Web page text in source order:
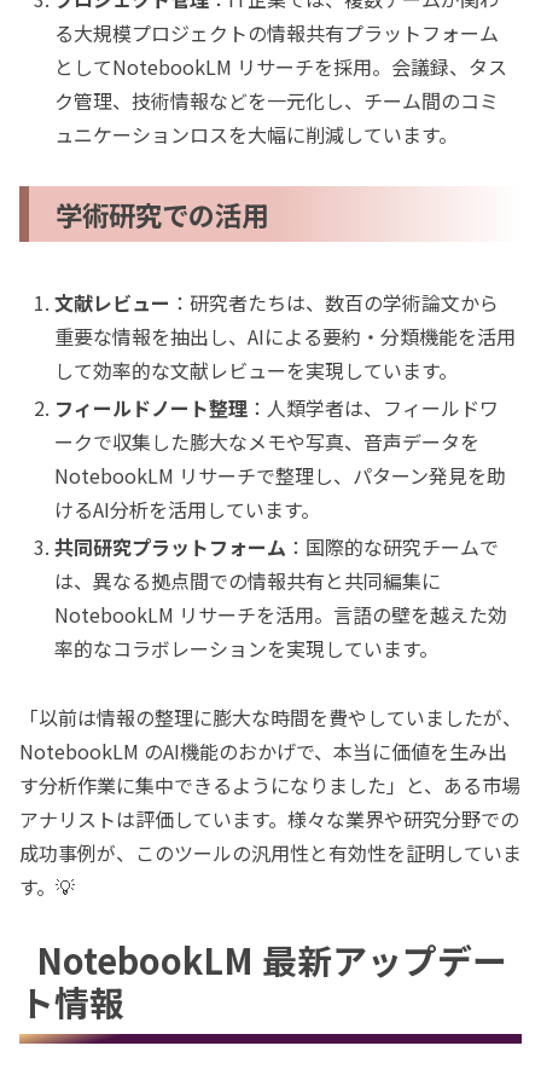
る大規模プロジェクトの情報共有プラットフォーム
としてNotebookLM リサーチを採用。会議録、タス
ク管理、技術情報などを一元化し、チーム間のコミ
ュニケーションロスを大幅に削減しています。
学術研究での活用
文献レビュー ：研究者たちは、数百の学術論文から
重要な情報を抽出し、AIによる要約・分類機能を活用
して効率的な文献レビューを実現しています。
フィールドノート整理 ：人類学者は、フィールドワ
ークで収集した膨大なメモや写真、音声データを
NotebookLM リサーチで整理し、パターン発見を助
けるAI分析を活用しています。
共同研究プラットフォーム ：国際的な研究チームで
は、異なる拠点間での情報共有と共同編集に
NotebookLM リサーチを活用。言語の壁を越えた効
率的なコラボレーションを実現しています。
「以前は情報の整理に膨大な時間を費やしていましたが、
NotebookLM のAI機能のおかげで、本当に価値を生み出
す分析作業に集中できるようになりました」と、ある市場
アナリストは評価しています。様々な業界や研究分野での
成功事例が、このツールの汎用性と有効性を証明していま
す。💡
NotebookLM 最新アップデー
ト情報